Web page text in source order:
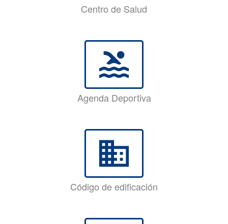
Centro de Salud
pool
Agenda Deportiva
business
Código de edificación